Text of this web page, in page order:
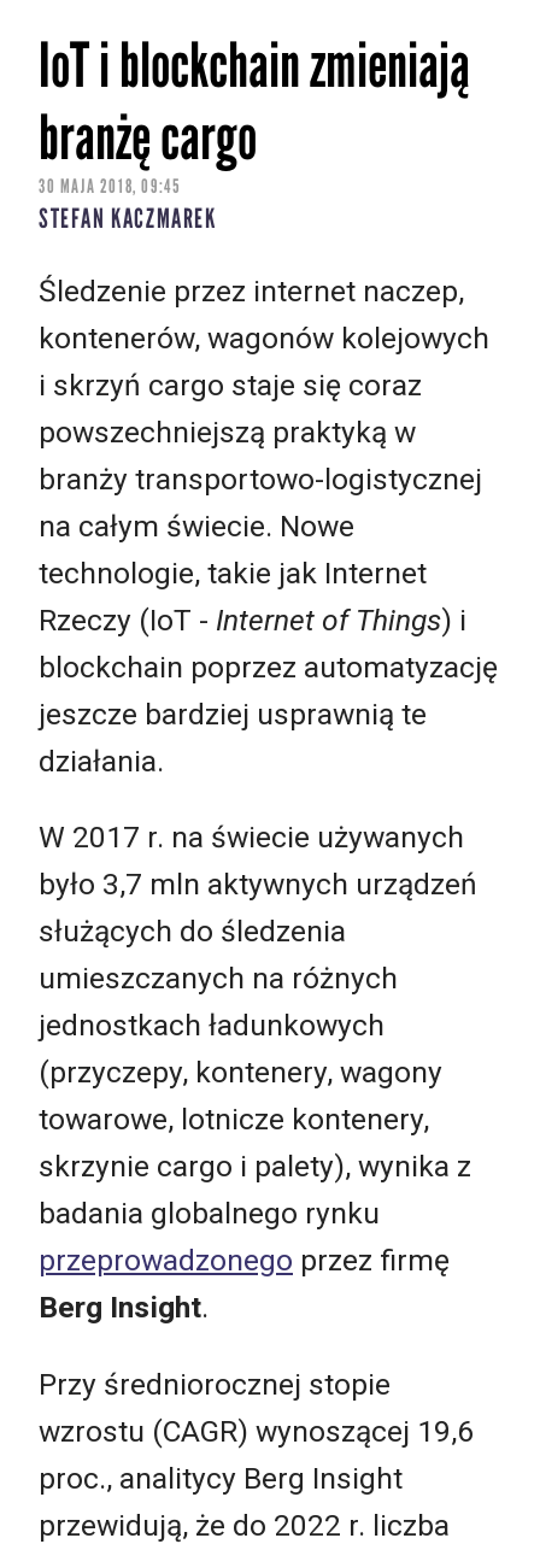
IoT i blockchain zmieniają
branżę cargo
30 MAJA 2018, 09:45
STEFAN KACZMAREK
Śledzenie przez internet naczep,
kontenerów, wagonów kolejowych
i skrzyń cargo staje się coraz
powszechniejszą praktyką w
branży transportowo-logistycznej
na całym świecie. Nowe
technologie, takie jak Internet
Rzeczy (IoT - Internet of Things) i
blockchain poprzez automatyzację
jeszcze bardziej usprawnią te
działania.
W 2017 r. na świecie używanych
było 3,7 mln aktywnych urządzeń
służących do śledzenia
umieszczanych na różnych
jednostkach ładunkowych
(przyczepy, kontenery, wagony
towarowe, lotnicze kontenery,
skrzynie cargo i palety), wynika z
badania globalnego rynku
przeprowadzonego przez firmę
Berg Insight.
Przy średniorocznej stopie
wzrostu (CAGR) wynoszącej 19,6
proc., analitycy Berg Insight
przewidują, że do 2022 r. liczba